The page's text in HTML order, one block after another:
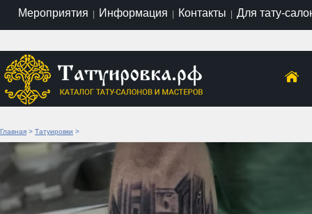
Мероприятия | Информация | Контакты | Для тату-
Главная > Татуировки >